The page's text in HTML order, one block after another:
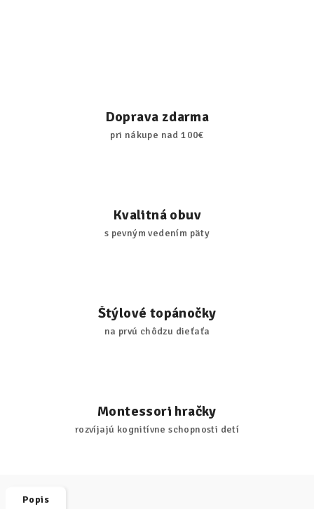
Doprava zdarma
pri nákupe nad 100€
Kvalitná obuv
s pevným vedením päty
Štýlové topánočky
na prvú chôdzu dieťaťa
Montessori hračky
rozvíjajú kognitívne schopnosti detí
Popis